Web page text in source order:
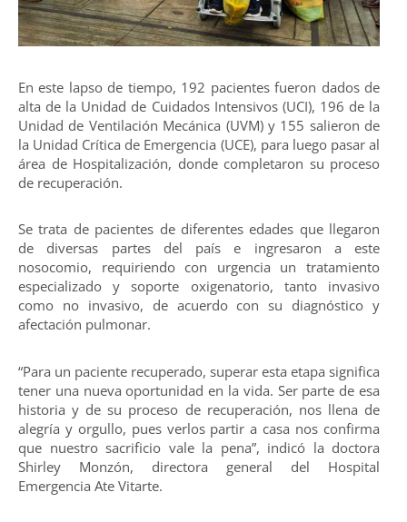
En este lapso de tiempo, 192 pacientes fueron dados de
alta de la Unidad de Cuidados Intensivos (UCI), 196 de la
Unidad de Ventilación Mecánica (UVM) y 155 salieron de
la Unidad Crítica de Emergencia (UCE), para luego pasar al
área de Hospitalización, donde completaron su proceso
de recuperación.
Se trata de pacientes de diferentes edades que llegaron
de diversas partes del país e ingresaron a este
nosocomio, requiriendo con urgencia un tratamiento
especializado y soporte oxigenatorio, tanto invasivo
como no invasivo, de acuerdo con su diagnóstico y
afectación pulmonar.
“Para un paciente recuperado, superar esta etapa significa
tener una nueva oportunidad en la vida. Ser parte de esa
historia y de su proceso de recuperación, nos llena de
alegría y orgullo, pues verlos partir a casa nos confirma
que nuestro sacrificio vale la pena”, indicó la doctora
Shirley Monzón, directora general del Hospital
Emergencia Ate Vitarte.